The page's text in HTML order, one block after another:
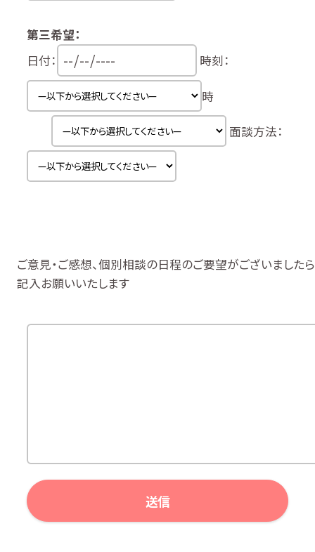
第三希望：
日付：
時刻：
時
面談方法：
ご意見・ご感想、個別相談の日程のご要望がございましたら
記入お願いいたします